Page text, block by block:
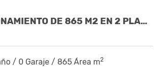
VENDE ESTACIONAMIENTO DE 865 M2 EN 2 PLANTAS - POCITOS
/ 0 Garaje / 865 Área m2